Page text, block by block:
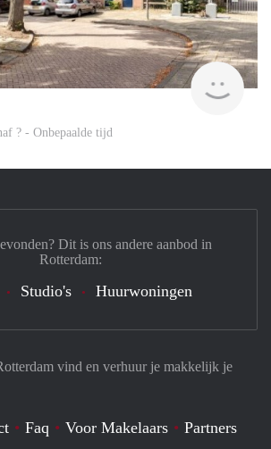
? - Onbepaalde tijd
vind en verhuur je makkelijk je
Faq Voor Makelaars Partners
Dit is ons andere aanbod in
Rotterdam:
Studio's Huurwoningen